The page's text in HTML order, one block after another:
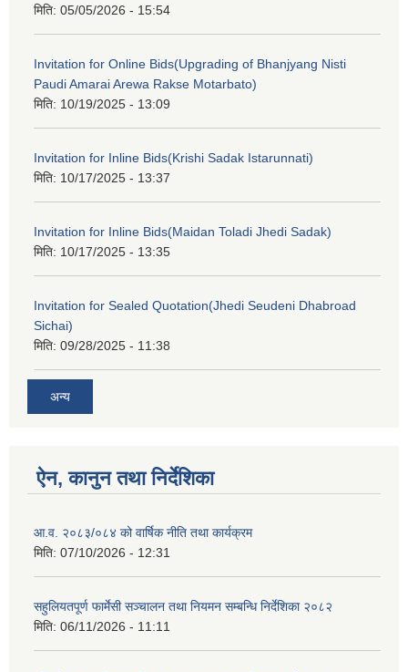
मिति: 05/05/2026 - 15:54
Invitation for Online Bids(Upgrading of Bhanjyang Nisti
Paudi Amarai Arewa Rakse Motarbato)
मिति: 10/19/2025 - 13:09
Invitation for Inline Bids(Krishi Sadak Istarunnati)
मिति: 10/17/2025 - 13:37
Invitation for Inline Bids(Maidan Toladi Jhedi Sadak)
मिति: 10/17/2025 - 13:35
Invitation for Sealed Quotation(Jhedi Seudeni Dhabroad
Sichai)
मिति: 09/28/2025 - 11:38
अन्य
ऐन, कानुन तथा निर्देशिका
आ.व. २०८३/०८४ को वार्षिक नीति तथा कार्यक्रम
मिति: 07/10/2026 - 12:31
सहुलियतपूर्ण फार्मेसी सञ्चालन तथा नियमन सम्बन्धि निर्देशिका २०८२
मिति: 06/11/2026 - 11:11